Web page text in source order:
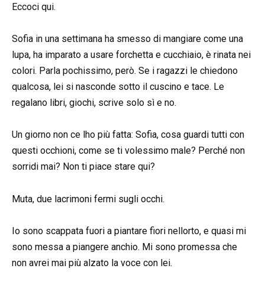
Eccoci qui.
Sofia in una settimana ha smesso di mangiare come una
lupa, ha imparato a usare forchetta e cucchiaio, è rinata nei
colori. Parla pochissimo, però. Se i ragazzi le chiedono
qualcosa, lei si nasconde sotto il cuscino e tace. Le
regalano libri, giochi, scrive solo sì e no.
Un giorno non ce lho più fatta: Sofia, cosa guardi tutti con
questi occhioni, come se ti volessimo male? Perché non
sorridi mai? Non ti piace stare qui?
Muta, due lacrimoni fermi sugli occhi.
Io sono scappata fuori a piantare fiori nellorto, e quasi mi
sono messa a piangere anchio. Mi sono promessa che
non avrei mai più alzato la voce con lei.